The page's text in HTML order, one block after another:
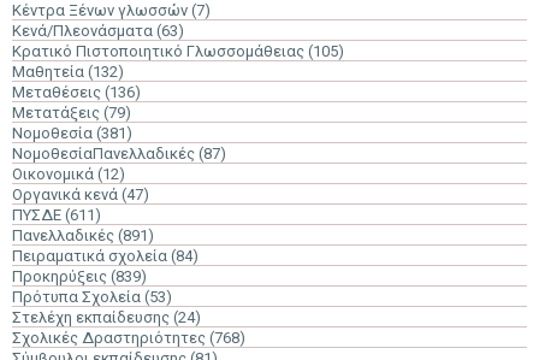
Κέντρα Ξένων γλωσσών (7)
Κενά/Πλεονάσματα (63)
Κρατικό Πιστοποιητικό Γλωσσομάθειας (105)
Μαθητεία (132)
Μεταθέσεις (136)
Μετατάξεις (79)
Νομοθεσία (381)
ΝομοθεσίαΠανελλαδικές (87)
Οικονομικά (12)
Οργανικά κενά (47)
ΠΥΣΔΕ (611)
Πανελλαδικές (891)
Πειραματικά σχολεία (84)
Προκηρύξεις (839)
Πρότυπα Σχολεία (53)
Στελέχη εκπαίδευσης (24)
Σχολικές Δραστηριότητες (768)